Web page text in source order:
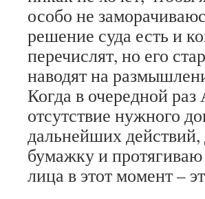
особо не
решение суда есть и
перечислят, но его
наводят на
Когда в очередной
отсутствие нужного
дальнейших
бумажку и
лица в этот момент –